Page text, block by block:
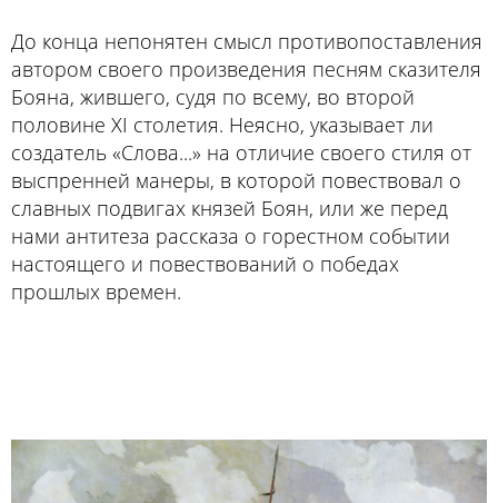
До конца непонятен смысл противопоставления
автором своего произведения песням сказителя
Бояна, жившего, судя по всему, во второй
половине XI столетия. Неясно, указывает ли
создатель «Слова...» на отличие своего стиля от
выспренней манеры, в которой повествовал о
славных подвигах князей Боян, или же перед
нами антитеза рассказа о горестном событии
настоящего и повествований о победах
прошлых времен.